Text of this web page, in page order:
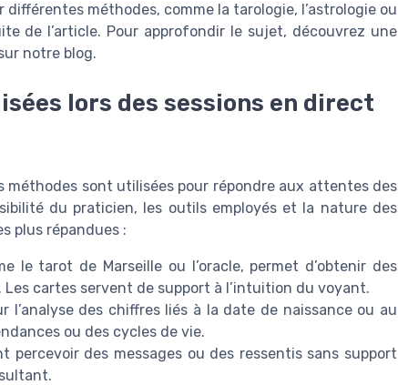
méthodes, comme la tarologie, l’astrologie ou
de l’article. Pour approfondir le sujet, découvrez une
notre blog.
lors des sessions en direct
méthodes sont utilisées pour répondre aux attentes des
du praticien, les outils employés et la nature des
plus répandues :
le tarot de Marseille ou l’oracle, permet d’obtenir des
cartes servent de support à l’intuition du voyant.
l’analyse des chiffres liés à la date de naissance ou au
ou des cycles de vie.
percevoir des messages ou des ressentis sans support